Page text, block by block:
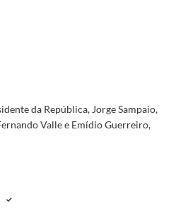
da República, Jorge Sampaio,
Valle e Emídio Guerreiro,